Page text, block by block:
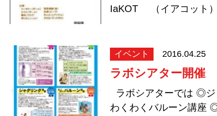
IaKOT （イアコット
イベント 2016.04.25
ラボシアター開
ラボシアターでは ◎
わくわくバルーン講座